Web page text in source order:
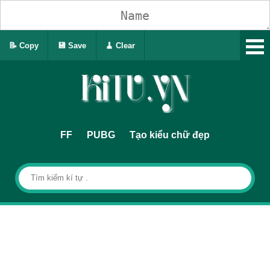
FF PUBG Tạo kiểu chữ đẹp
📝 Copy 💾 Save 🧹 Clear